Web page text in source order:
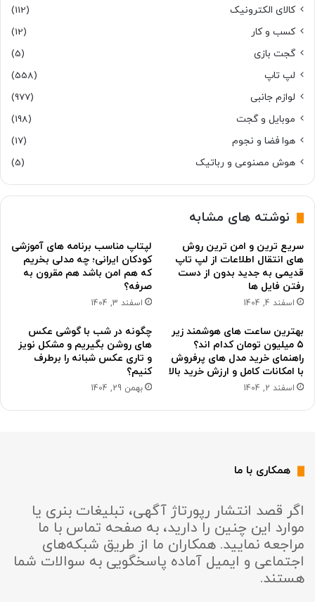
کالای الکترونیک
(112)
کسب و کار
(12)
گجت بازی
(5)
لپ تاپ
(558)
لوازم جانبی
(977)
موبایل و گجت
(198)
هوا فضا و نجوم
(17)
هوش مصنوعی و رباتیک
(5)
نوشته های مشابه
سریع ترین و امن ترین روش
های انتقال اطلاعات از لپ تاپ
قدیمی به جدید بدون از دست
رفتن فایل ها
اسفند 4, 1404
لپتاپ مناسب برنامه های آموزشی
کودکان ایرانی؛ چه مدلی بخریم
که هم امن باشد هم مقرون به
صرفه؟
اسفند 3, 1404
بهترین ساعت های هوشمند زیر
۵ میلیون تومان کدام اند؟
راهنمای خرید مدل های پرفروش
با امکانات کامل و ارزش خرید بالا
اسفند 2, 1404
چگونه در شب با گوشی عکس
های روشن بگیریم و مشکل نویز
و تاری عکس شبانه را برطرف
کنیم؟
بهمن 29, 1404
همکاری با ما
اگر قصد انتشار رپورتاژ آگهی، تبلیغات بنری یا
موارد این چنین را دارید، به صفحه تماس با ما
مراجعه نمایید. همکاران ما از طریق شبکه‌های
اجتماعی و ایمیل آماده پاسخگویی به سوالات شما
هستند.